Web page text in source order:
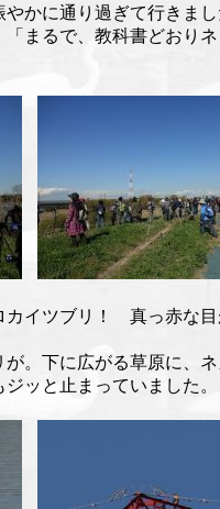
かに通り過ぎて行きま
まるで、教科書どおり
イツブリ！ 真っ赤な目
。下に広がる草原に、
ッと止まっていました。